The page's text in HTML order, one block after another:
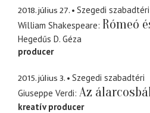
2018. július 27.
Szegedi szabadtéri
William Shakespeare Rómeó
Hegedűs D. Géza
producer
2015. július 3.
Szegedi szabadtéri
Giuseppe Verdi Az
kreatív producer